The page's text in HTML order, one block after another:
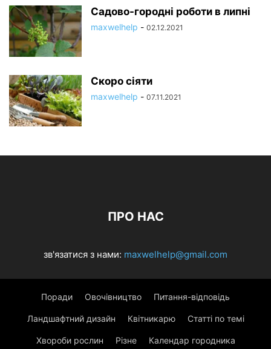
Садово-городні роботи в липні
maxwelhelp - 02.12.2021
Скоро сіяти
maxwelhelp - 07.11.2021
ПРО НАС
зв'язатися з нами: maxwelhelp@gmail.com
Поради Овочівництво Питання-відповідь
Ландшафтний дизайн Квітникарю Статті по темі
Хвороби рослин Різне Календар городника